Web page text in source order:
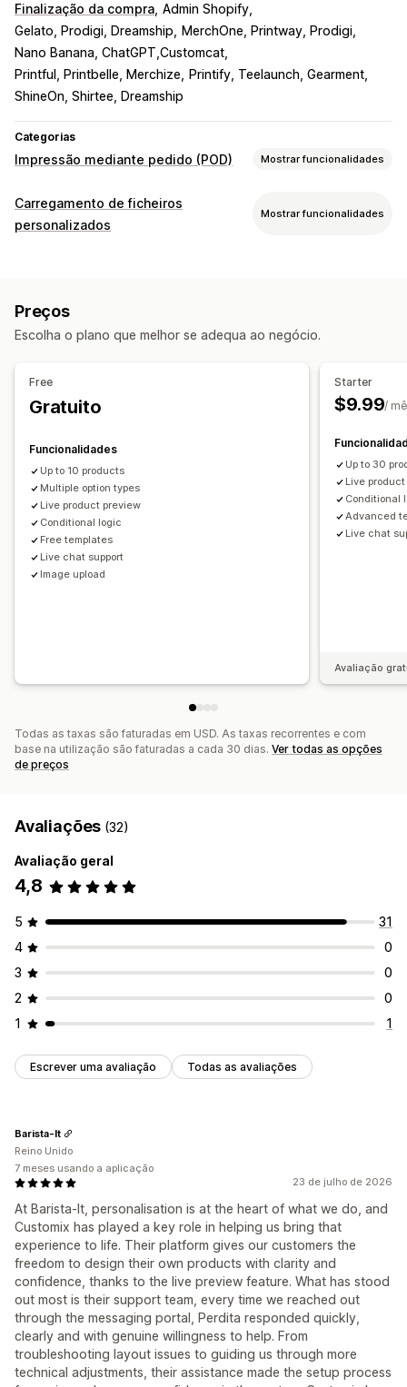
Finalização da compra Admin Shopify
Gelato, Prodigi, Dreamship
MerchOne, Printway, Prodigi
Nano Banana, ChatGPT,Customcat
Printful, Printbelle, Merchize
Printify, Teelaunch, Gearment
ShineOn, Shirtee, Dreamship
Categorias
Impressão mediante pedido (POD) Mostrar funcionalidades
Personalização de produto
Etiquetas próprias
Produtos
Impressão total
Malas Cobertores Vestuário
Decoração do lar
Produtos para animais
Atualizações em tempo real
Rastreio de encomendas
Carregamento de ficheiros
personalizados
Mostrar funcionalidades
Gestão de ficheiros
Preços
Escolha o plano que melhor se adequa ao negócio.
Free
Gratuito
Funcionalidades
Up to 10 products
Multiple option types
Live product preview
Conditional logic
Free templates
Live chat support
Image upload
Starter
$9.99/
Up to 30
Live
Conditional
Advanced
Live chat
Avaliação
Todas as taxas são faturadas em USD. As taxas recorrentes e com
base na utilização são faturadas a cada 30 dias. Ver todas as opções
de preços
Avaliações (32)
Avaliação geral
4,8
5
31
4
0
3
0
2
0
1
1
Escrever uma avaliação Todas as avaliações
23 de julho de 2026
At Barista‑It, personalisation is at the heart of what we do, and
Customix has played a key role in helping us bring that
experience to life. Their platform gives our customers the
freedom to design their own products with clarity and
confidence, thanks to the live preview feature. What has stood
out most is their support team, every time we reached out
through the messaging portal, Perdita responded quickly,
clearly and with genuine willingness to help. From
troubleshooting layout issues to guiding us through more
technical adjustments, their assistance made the setup process
Barista-It
Reino Unido
7 meses usando a aplicação